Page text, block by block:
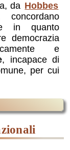
da Hobbes
concordano
in quanto
democrazia
e
, incapace di
per cui